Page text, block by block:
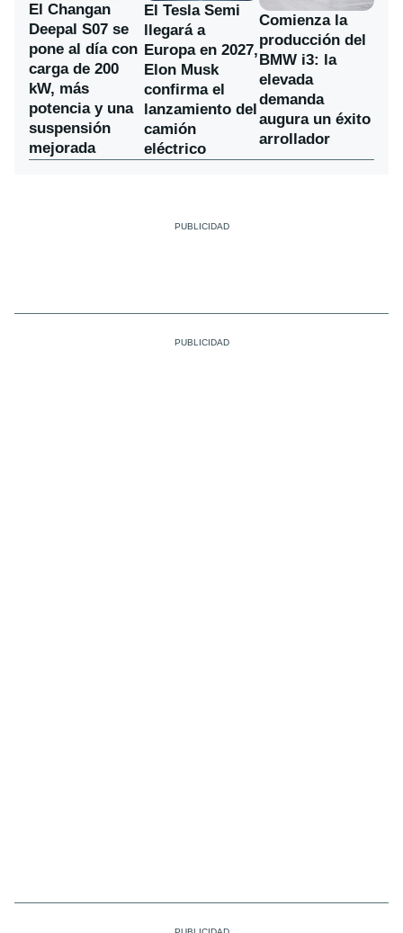
El Changan
Deepal S07 se
pone al día con
carga de 200
kW, más
potencia y una
suspensión
mejorada
El Tesla Semi
llegará a
Europa en 2027,
Elon Musk
confirma el
lanzamiento del
camión
eléctrico
Comienza la
producción del
BMW i3: la
elevada
demanda
augura un éxito
arrollador